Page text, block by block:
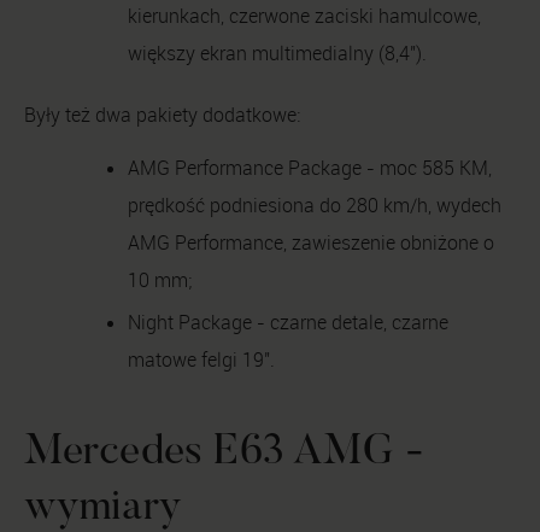
kierunkach, czerwone zaciski hamulcowe,
większy ekran multimedialny (8,4").
Były też dwa pakiety dodatkowe:
AMG Performance Package - moc 585 KM,
prędkość podniesiona do 280 km/h, wydech
AMG Performance, zawieszenie obniżone o
10 mm;
Night Package - czarne detale, czarne
matowe felgi 19".
Mercedes E63 AMG -
wymiary